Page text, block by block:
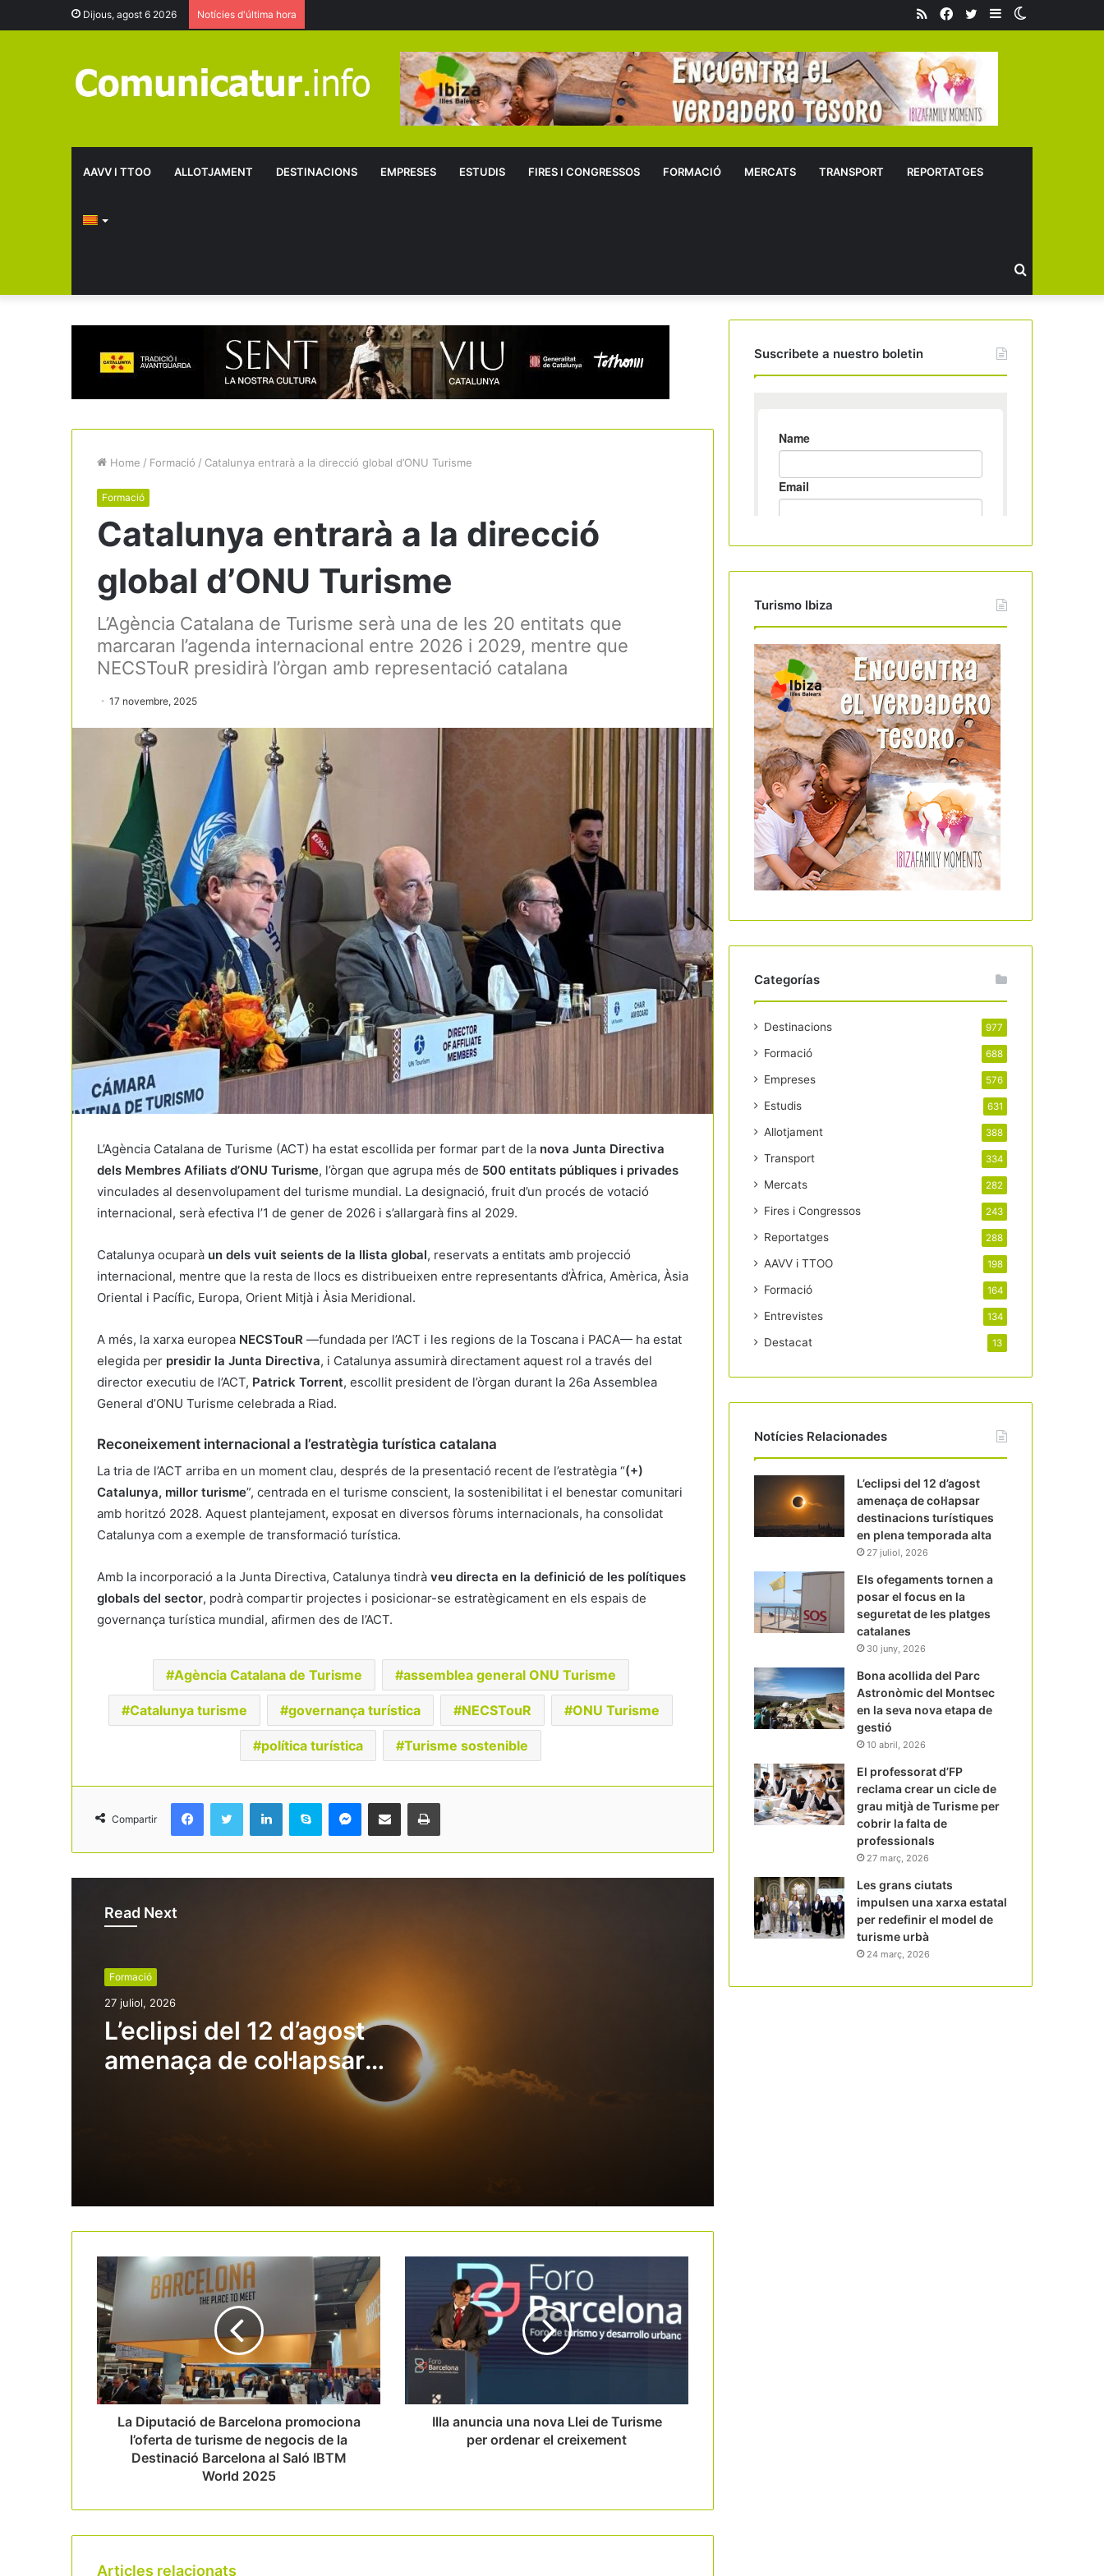
Dijous, agost 6 2026 Notícies d'última hora Sidebar
Twitter
Facebook
RSS
AAVV I TTOO ALLOTJAMENT DESTINACIONS EMPRESES ESTUDIS FIRES I CONGRESSOS FORMACIÓ MERCATS TRANSPORT REPORTATGES
Buscar
Home / Formació / Catalunya entrarà a la direcció global d’ONU Turisme
Formació
Catalunya entrarà a la direcció
global d’ONU Turisme
L’Agència Catalana de Turisme serà una de les 20 entitats que
marcaran l’agenda internacional entre 2026 i 2029, mentre que
NECSTouR presidirà l’òrgan amb representació catalana
17 novembre, 2025
L’Agència Catalana de Turisme (ACT) ha estat escollida per formar part de la nova Junta Directiva
dels Membres Afiliats d’ONU Turisme, l’òrgan que agrupa més de 500 entitats públiques i privades
vinculades al desenvolupament del turisme mundial. La designació, fruit d’un procés de votació
internacional, serà efectiva l’1 de gener de 2026 i s’allargarà fins al 2029.
Catalunya ocuparà un dels vuit seients de la llista global, reservats a entitats amb projecció
internacional, mentre que la resta de llocs es distribueixen entre representants d’Àfrica, Amèrica, Àsia
Oriental i Pacífic, Europa, Orient Mitjà i Àsia Meridional.
A més, la xarxa europea NECSTouR —fundada per l’ACT i les regions de la Toscana i PACA— ha estat
elegida per presidir la Junta Directiva, i Catalunya assumirà directament aquest rol a través del
director executiu de l’ACT, Patrick Torrent, escollit president de l’òrgan durant la 26a Assemblea
General d’ONU Turisme celebrada a Riad.
Reconeixement internacional a l’estratègia turística catalana
La tria de l’ACT arriba en un moment clau, després de la presentació recent de l’estratègia “(+)
Catalunya, millor turisme”, centrada en el turisme conscient, la sostenibilitat i el benestar comunitari
amb horitzó 2028. Aquest plantejament, exposat en diversos fòrums internacionals, ha consolidat
Catalunya com a exemple de transformació turística.
Amb la incorporació a la Junta Directiva, Catalunya tindrà veu directa en la definició de les polítiques
globals del sector, podrà compartir projectes i posicionar-se estratègicament en els espais de
governança turística mundial, afirmen des de l’ACT.
Agència Catalana de Turisme assemblea general ONU Turisme
Catalunya turisme governança turística NECSTouR ONU Turisme
política turística Turisme sostenible
Compartir
Read Next
Formació
27 juliol, 2026
L’eclipsi del 12 d’agost
amenaça de col·lapsar
destinacions turístiques en
plena temporada alta
L’eclipsi del 12 d’agost amenaça de
col·lapsar destinacions turístiques en
plena temporada alta
en la seguretat de les platges
gestió
turística a través d’un segle de cartells
25.000 euros per a pimes que impulsin
Reconeixement als 150 professionals
més influents del turisme a Espanya
Nova guia per fer front al canvi
La Diputació de Barcelona promociona
l’oferta de turisme de negocis de la
Destinació Barcelona al Saló IBTM
World 2025
Illa anuncia una nova Llei de Turisme
per ordenar el creixement
Articles relacionats
Suscribete a nuestro boletin
Turismo Ibiza
Categorías
Destinacions 977
Formació 688
Empreses 576
Estudis 631
Allotjament 388
Transport 334
Mercats 282
Fires i Congressos 243
Reportatges 288
AAVV i TTOO 198
Formació 164
Entrevistes 134
Destacat 13
Notícies Relacionades
L’eclipsi del 12 d’agost
amenaça de col·lapsar
destinacions turístiques
en plena temporada alta
27 juliol, 2026
Els ofegaments tornen a
posar el focus en la
seguretat de les platges
catalanes
30 juny, 2026
Bona acollida del Parc
Astronòmic del Montsec
en la seva nova etapa de
gestió
10 abril, 2026
El professorat d’FP
reclama crear un cicle de
grau mitjà de Turisme per
cobrir la falta de
professionals
27 març, 2026
Les grans ciutats
impulsen una xarxa estatal
per redefinir el model de
turisme urbà
24 març, 2026